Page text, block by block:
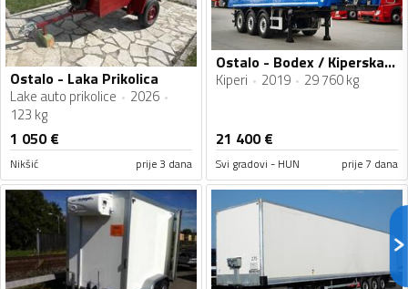
Ostalo - Laka Prikolica
Lake auto prikolice
2026
123 kg
1 050€
Nikšić prije 3 dana
Ostalo - Bodex / Kiperska poluprikolica / IMP-4661
Kiperi 2019 29 760 kg
21 400€
Svi gradovi - HUN prije 7 dana